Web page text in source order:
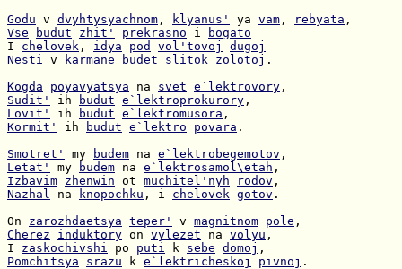
Godu v dvyhtysyachnom , klyanus' ya vam , rebyata
Vse
budut zhit' prekrasno i
bogato
I chelovek , idya pod vol'tovoj
dugoj
Nesti v karmane budet slitok zolotoj .
Kogda
poyavyatsya na svet e`lektrovory
Sudit'
ih budut e`lektroprokurory
Lovit'
ih budut e`lektromusora
Kormit'
ih budut e`lektro povara .
Smotret'
my budem na e`lektrobegemotov
Letat'
my budem na e`lektrosamol\etah
Izbavim zhenwin ot muchitel'nyh rodov
Nazhal na knopochku , i chelovek gotov .
On zarozhdaetsya teper' v magnitnom pole
Cherez
induktory on vylezet na volyu
I zaskochivshi po puti k sebe domoj
Pomchitsya
srazu k e`lektricheskoj pivnoj .